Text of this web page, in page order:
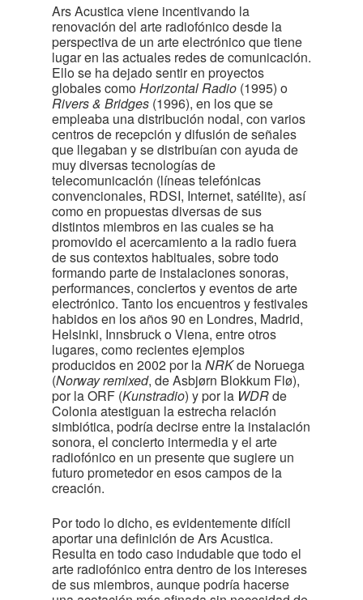
Ars Acustica viene incentivando la
renovación del arte radiofónico desde la
perspectiva de un arte electrónico que tiene
lugar en las actuales redes de comunicación.
Ello se ha dejado sentir en proyectos
globales comoHorizontal Radio (1995) o
Rivers & Bridges (1996), en los que se
empleaba una distribución nodal, con varios
centros de recepción y difusión de señales
que llegaban y se distribuían con ayuda de
muy diversas tecnologías de
telecomunicación (líneas telefónicas
convencionales, RDSI, Internet, satélite), así
como en propuestas diversas de sus
distintos miembros en las cuales se ha
promovido el acercamiento a la radio fuera
de sus contextos habituales, sobre todo
formando parte de instalaciones sonoras,
performances, conciertos y eventos de arte
electrónico. Tanto los encuentros y festivales
habidos en los años 90 en Londres, Madrid,
Helsinki, Innsbruck o Viena, entre otros
lugares, como recientes ejemplos
producidos en 2002 por laNRKde Noruega
(Norway remixed, de Asbjørn Blokkum Flø),
por la ORF (Kunstradio) y por la WDRde
Colonia atestiguan la estrecha relación
simbiótica, podría decirse entre la instalación
sonora, el concierto intermedia y el arte
radiofónico en un presente que sugiere un
futuro prometedor en esos campos de la
creación.
Por todo lo dicho, es evidentemente difícil
aportar una definición de Ars Acustica.
Resulta en todo caso indudable que todo el
arte radiofónico entra dentro de los intereses
de sus miembros, aunque podría hacerse